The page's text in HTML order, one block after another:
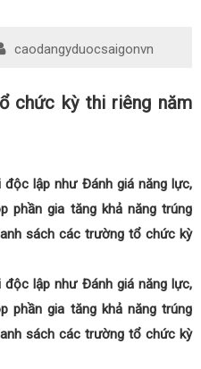
caodangyduocsaigonvn
chức kỳ thi riêng năm
lập như Đánh giá năng lực,
phần gia tăng khả năng trúng
sách các trường tổ chức kỳ
lập như Đánh giá năng lực,
phần gia tăng khả năng trúng
sách các trường tổ chức kỳ